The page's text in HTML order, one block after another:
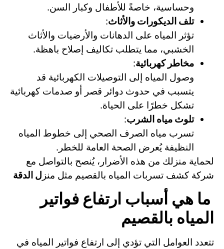
وحساسية، خاصةً للأطفال وكبار السن.
تلف الديكورات والأثاث:
تؤثر المياه على الدهانات والأرضيات والأثاث
الخشبي، مما يتطلب تكاليف إصلاح باهظة.
مخاطر كهربائية:
وصول المياه إلى التوصيلات الكهربائية قد
يتسبب في حدوث دوائر قصر أو صدمات كهربائية
تشكل خطرًا على الحياة.
تلوث مياه الشرب:
تسرب مياه الصرف الصحي إلى خطوط المياه
النظيفة يُعرض الصحة العامة للخطر.
لحماية منزلك من هذه الأضرار، يُنصح بالتواصل مع
شركة كشف تسربات المياه بالقصيم مثل منز ل الدقة
ما هي أسباب ارتفاع فواتير
المياه بالقصيم
تتعدد العوامل التي تؤدي إلى ارتفاع فواتير المياه في